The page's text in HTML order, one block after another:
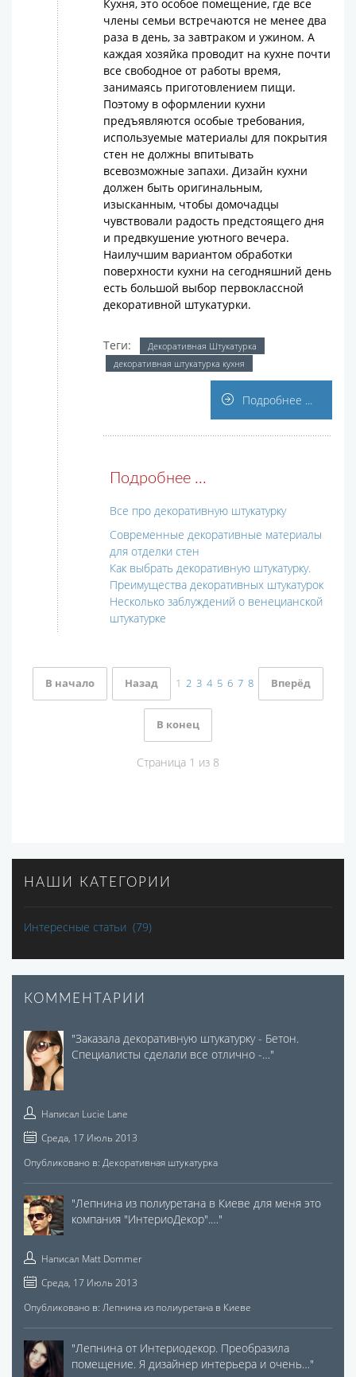
Кухня, это особое помещение, где все
члены семьи встречаются не менее два
раза в день, за завтраком и ужином. А
каждая хозяйка проводит на кухне почти
все свободное от работы время,
занимаясь приготовлением пищи.
Поэтому в оформлении кухни
предъявляются особые требования,
используемые материалы для покрытия
стен не должны впитывать
всевозможные запахи. Дизайн кухни
должен быть оригинальным,
изысканным, чтобы домочадцы
чувствовали радость предстоящего дня
и предвкушение уютного вечера.
Наилучшим вариантом обработки
поверхности кухни на сегодняшний день
есть большой выбор первоклассной
декоративной штукатурки.
Теги:
Декоративная Штукатурка
декоративная штукатурка кухня
Подробнее ...
Подробнее ...
Все про декоративную штукатурку
Современные декоративные материалы
для отделки стен
Как выбрать декоративную штукатурку.
Преимущества декоративных штукатурок
Несколько заблуждений о венецианской
штукатурке
В начало Назад 1 2 3 4 5 6 7 8 Вперёд
В конец
Страница 1 из 8
НАШИ КАТЕГОРИИ
Интересные статьи (79)
КОММЕНТАРИИ
"Заказала декоративную штукатурку - Бетон.
Специалисты сделали все отлично -…"
Написал Lucie Lane
Среда, 17 Июль 2013
Опубликовано в: Декоративная штукатурка
"Лепнина из полиуретана в Киеве для меня это
компания "ИнтериоДекор".…"
Написал Matt Dommer
Среда, 17 Июль 2013
Опубликовано в: Лепнина из полиуретана в Киеве
"Лепнина от Интериодекор. Преобразила
помещение. Я дизайнер интерьера и очень…"